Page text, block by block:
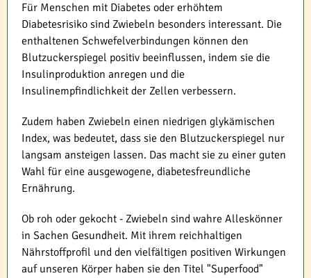
Für Menschen mit Diabetes oder erhöhtem
Diabetesrisiko sind Zwiebeln besonders interessant. Die
enthaltenen Schwefelverbindungen können den
Blutzuckerspiegel positiv beeinflussen, indem sie die
Insulinproduktion anregen und die
Insulinempfindlichkeit der Zellen verbessern.
Zudem haben Zwiebeln einen niedrigen glykämischen
Index, was bedeutet, dass sie den Blutzuckerspiegel nur
langsam ansteigen lassen. Das macht sie zu einer guten
Wahl für eine ausgewogene, diabetesfreundliche
Ernährung.
Ob roh oder gekocht - Zwiebeln sind wahre Alleskönner
in Sachen Gesundheit. Mit ihrem reichhaltigen
Nährstoffprofil und den vielfältigen positiven Wirkungen
auf unseren Körper haben sie den Titel "Superfood"